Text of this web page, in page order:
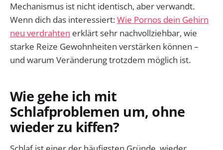
Mechanismus ist nicht identisch, aber verwandt.
Wenn dich das interessiert:Wie Pornos dein Gehirn
neu verdrahten erklärt sehr nachvollziehbar, wie
starke Reize Gewohnheiten verstärken können –
und warum Veränderung trotzdem möglich ist.
Wie gehe ich mit
Schlafproblemen um, ohne
wieder zu kiffen?